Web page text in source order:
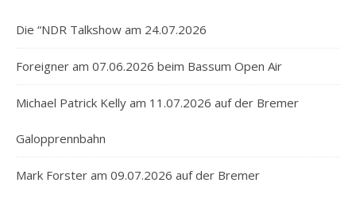
Die “NDR Talkshow am 24.07.2026
Foreigner am 07.06.2026 beim Bassum Open Air
Michael Patrick Kelly am 11.07.2026 auf der Bremer
Galopprennbahn
Mark Forster am 09.07.2026 auf der Bremer